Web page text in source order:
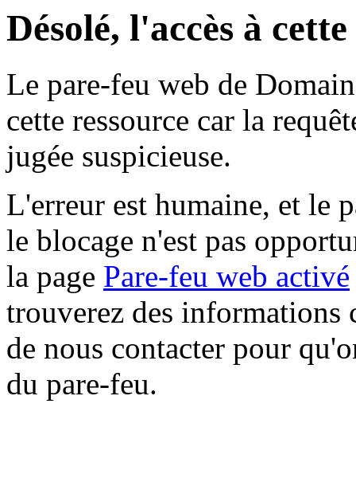
Désolé, l'accès à
Le pare-feu web de
cette ressource car la
jugée suspicieuse.
L'erreur est humaine, et le
le blocage n'est pas
la page Pare-feu web activé
trouverez des informations
de nous contacter pour
du pare-feu.